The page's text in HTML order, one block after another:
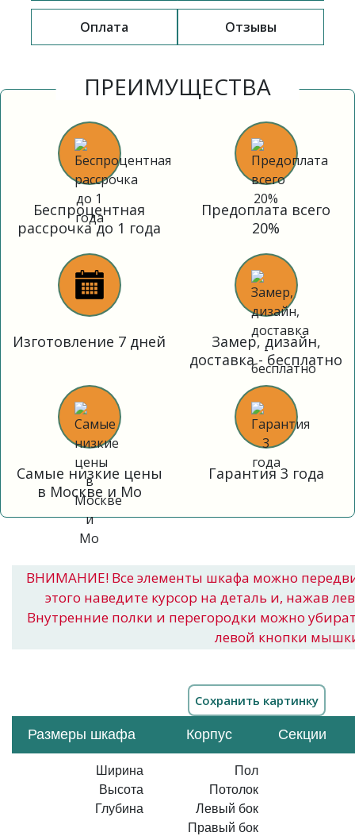
Оплата Отзывы
ПРЕИМУЩЕСТВА
Беспроцентная
рассрочка до 1 года
Предоплата всего
20%
Изготовление 7 дней
Замер, дизайн,
доставка - бесплатно
Самые низкие цены
в Москве и Мо
Гарантия 3 года
ВНИМАНИЕ! Все элементы шкафа можно
этого наведите курсор на деталь и, нажав
Внутренние полки и перегородки можно
левой кнопки
Размеры шкафа Корпус Секции
Ширина
Высота
Глубина
Пол
Потолок
Левый бок
Правый бок